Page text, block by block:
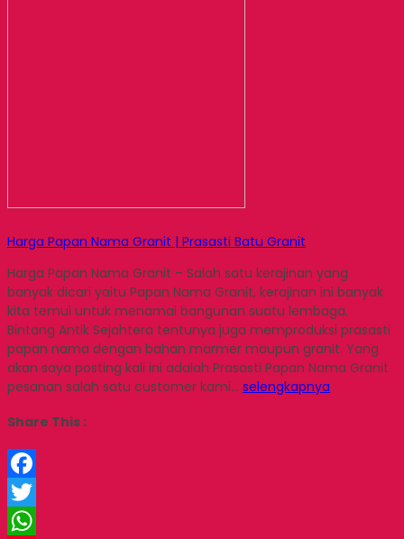
Harga Papan Nama Granit | Prasasti Batu Granit
Harga Papan Nama Granit – Salah satu kerajinan yang
banyak dicari yaitu Papan Nama Granit, kerajinan ini banyak
kita temui untuk menamai bangunan suatu lembaga.
Bintang Antik Sejahtera tentunya juga memproduksi prasasti
papan nama dengan bahan marmer maupun granit. Yang
akan saya posting kali ini adalah Prasasti Papan Nama Granit
pesanan salah satu customer kami… selengkapnya
Share This :
Facebook
Twitter